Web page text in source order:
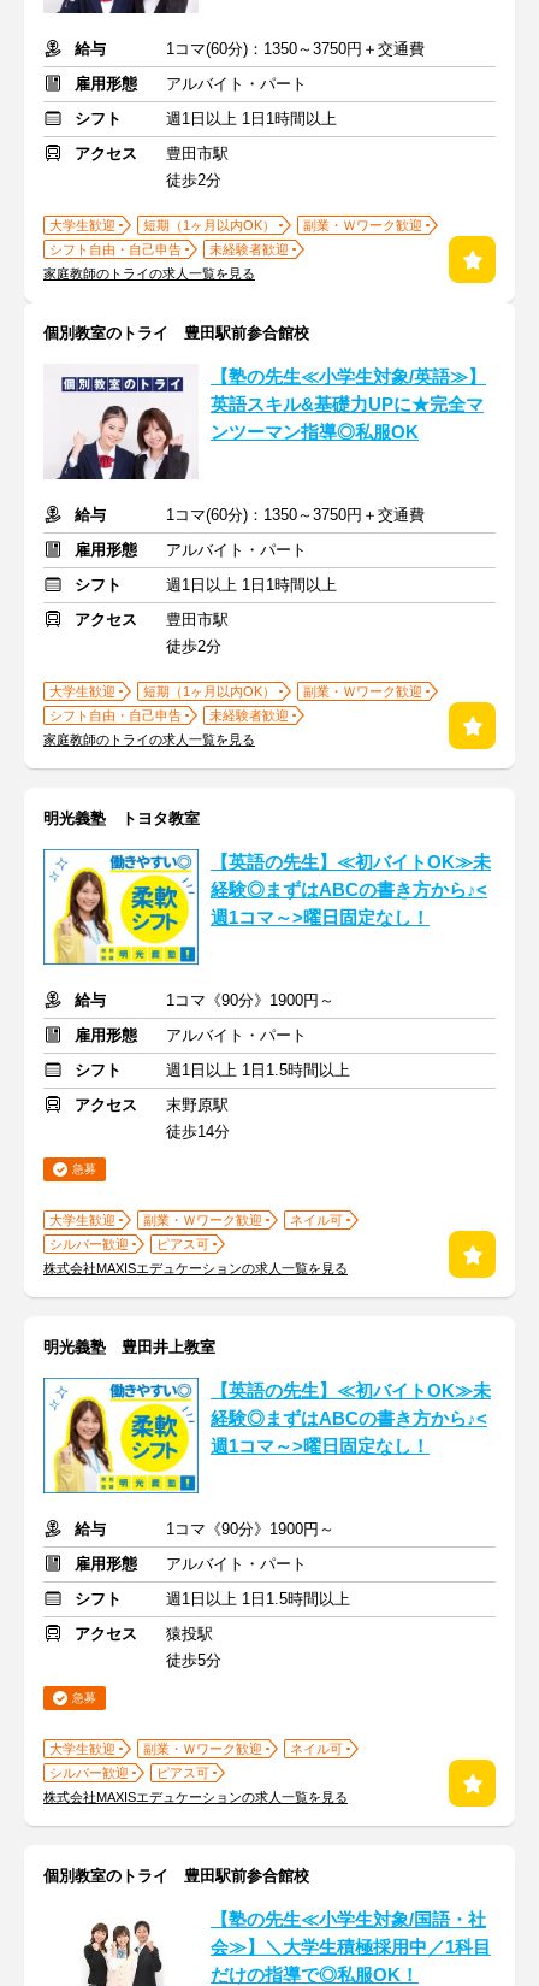
給与
1コマ(60分)：1350～3750円＋交通費
雇用形態
アルバイト・パート
シフト
週1日以上 1日1時間以上
アクセス
豊田市駅
徒歩2分
大学生歓迎 短期（1ヶ月以内OK）
副業・Ｗワーク歓迎
シフト自由・自己申告
未経験者歓迎
家庭教師のトライの求人一覧を見る
個別教室のトライ 豊田駅前参合館校
【塾の先生≪小学生対象/英語≫】
英語スキル&基礎力UPに★完全マ
ンツーマン指導◎私服OK
給与
1コマ(60分)：1350～3750円＋交通費
雇用形態
アルバイト・パート
シフト
週1日以上 1日1時間以上
アクセス
豊田市駅
徒歩2分
大学生歓迎 短期（1ヶ月以内OK）
副業・Ｗワーク歓迎
シフト自由・自己申告
未経験者歓迎
家庭教師のトライの求人一覧を見る
明光義塾 トヨタ教室
【英語の先生】≪初バイトOK≫未
経験◎まずはABCの書き方から♪<
週1コマ～>曜日固定なし！
給与
1コマ《90分》1900円～
雇用形態
アルバイト・パート
シフト
週1日以上 1日1.5時間以上
アクセス
末野原駅
徒歩14分
急募
大学生歓迎 副業・Ｗワーク歓迎
ネイル可
シルバー歓迎
ピアス可
株式会社MAXISエデュケーションの求人一覧を見る
明光義塾 豊田井上教室
【英語の先生】≪初バイトOK≫未
経験◎まずはABCの書き方から♪<
週1コマ～>曜日固定なし！
給与
1コマ《90分》1900円～
雇用形態
アルバイト・パート
シフト
週1日以上 1日1.5時間以上
アクセス
猿投駅
徒歩5分
急募
大学生歓迎 副業・Ｗワーク歓迎
ネイル可
シルバー歓迎
ピアス可
株式会社MAXISエデュケーションの求人一覧を見る
個別教室のトライ 豊田駅前参合館校
【塾の先生≪小学生対象/国語・社
会≫】＼大学生積極採用中／1科目
だけの指導で◎私服OK！